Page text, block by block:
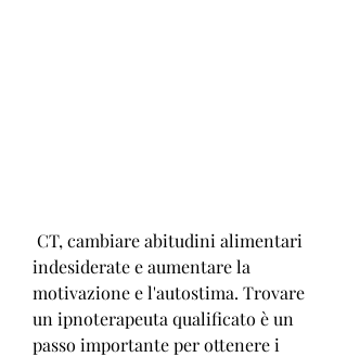
indesiderate e aumentare la
motivazione e l'autostima. Trovare
un ipnoterapeuta qualificato è un
passo importante per ottenere i